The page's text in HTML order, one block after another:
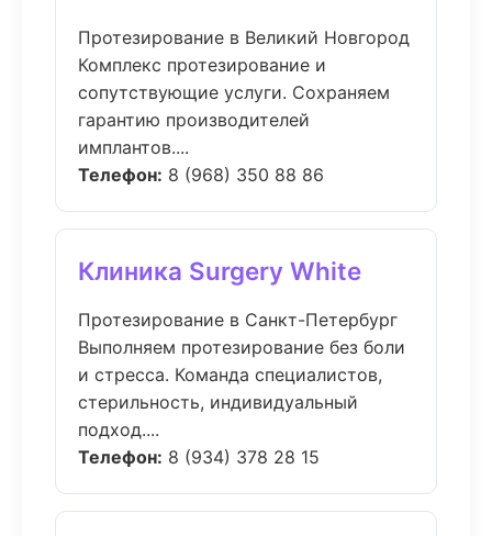
Протезирование в Великий Новгород
Комплекс протезирование и
сопутствующие услуги. Сохраняем
гарантию производителей
имплантов....
Телефон: 8 (968) 350 88 86
Клиника Surgery White
Протезирование в Санкт-Петербург
Выполняем протезирование без боли
и стресса. Команда специалистов,
стерильность, индивидуальный
подход....
Телефон: 8 (934) 378 28 15